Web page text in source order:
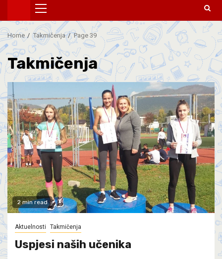
Home Takmičenja Page 39
Takmičenja
2 min read
Aktuelnosti Takmičenja
Uspjesi naših učenika